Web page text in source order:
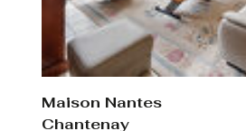
Maison Nantes
Chantenay